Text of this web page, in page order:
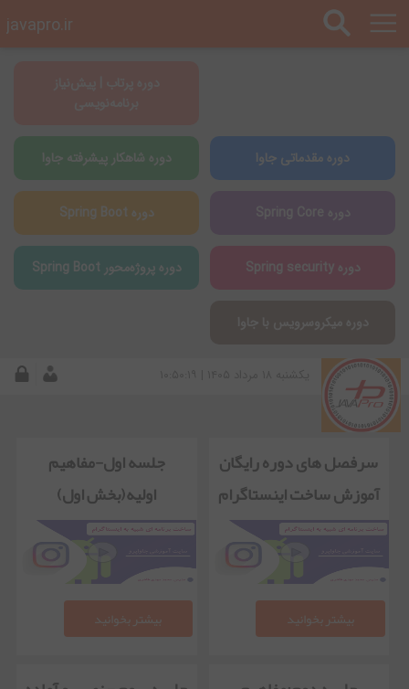
دوره مقدماتی جاوا دوره شاهکار پیشرفته جاوا
دوره Spring Boot
دوره Spring security دوره پروژه‌محور Spring Boot
javapro.ir
سرفصل های دوره رایگان
آموزش ساخت اینستاگرام
بیشتر بخوانید
جلسه اول-مفاهیم
اولیه(بخش اول)
بیشتر بخوانید